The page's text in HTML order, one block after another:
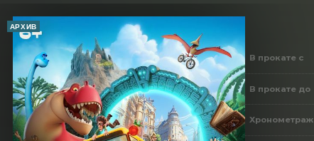
АРХИВ
В прокате с
В прокате до
Хронометраж